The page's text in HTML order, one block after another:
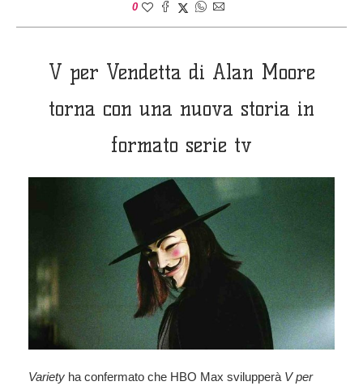
0
V per Vendetta di Alan Moore
torna con una nuova storia in
formato serie tv
Variety ha confermato che HBO Max svilupperà V per